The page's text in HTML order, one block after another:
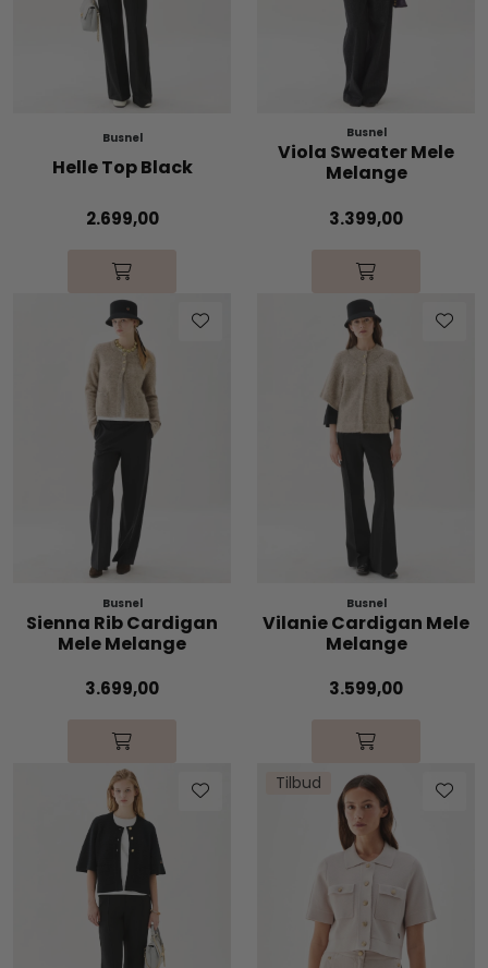
Busnel
Helle Top Black
2.699,00
Busnel
Viola Sweater Mele
Melange
3.399,00
Busnel
Sienna Rib Cardigan
Mele Melange
3.699,00
Busnel
Vilanie Cardigan Mele
Melange
3.599,00
Tilbud